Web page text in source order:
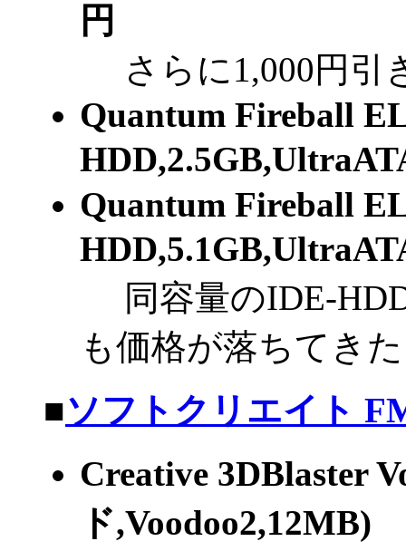
円
さらに1,000円引
Quantum Fireball
Quantum Fireball
同容量のIDE-
も価格が落ちてき
■ソフトクリエイト
Creative 3DBlaster
ド,Voodoo2,12MB)